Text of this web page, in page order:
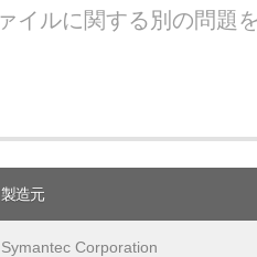
イルに関する別の問題
製造元
Symantec Corporation